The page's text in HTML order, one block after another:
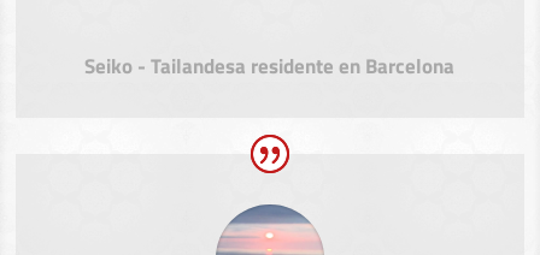
Seiko - Tailandesa residente en Barcelona